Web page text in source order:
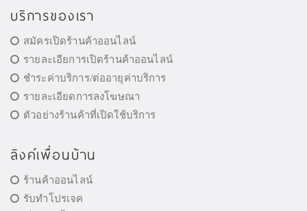
บริการของเรา
สมัครเปิดร้านค้าออนไลน์
รายละเอียการเปิดร้านค้าออนไลน์
ชำระค่าบริการ/ต่ออายุค่าบริการ
รายละเอียดการลงโฆษณา
ตัวอย่างร้านค้าที่เปิดใช้บริการ
ลิงค์เพื่อนบ้าน
ร้านค้าออนไลน์
รับทำโปรเจค